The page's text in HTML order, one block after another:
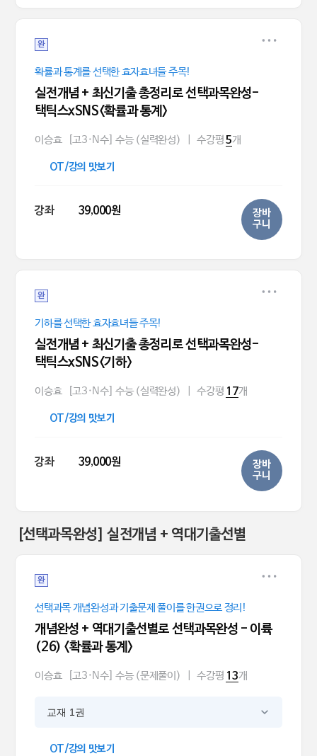
완
확률과 통계를 선택한 효자효녀들 주목!
실전개념 + 최신기출 총정리로 선택과목완성-
택틱스xSNS<확률과 통계>
이승효 [고3·N수] 수능 (실력완성) 수강평5개
OT/강의 맛보기
강좌 39,000원
장바
구니
완
기하를 선택한 효자효녀들 주목!
실전개념 + 최신기출 총정리로 선택과목완성-
택틱스xSNS<기하>
이승효 [고3·N수] 수능 (실력완성) 수강평 17개
OT/강의 맛보기
강좌 39,000원
장바
구니
[선택과목완성] 실전개념 + 역대기출선별
완
선택과목 개념완성과 기출문제 풀이를 한권으로 정리!
개념완성 + 역대기출선별로 선택과목완성 - 이륙
(26) <확률과 통계>
이승효 [고3·N수] 수능 (문제풀이) 수강평 13개
교재 1권
OT/강의 맛보기